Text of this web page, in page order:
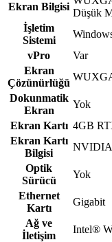
Ekran Bilgisi
Düşük
İşletim
Sistemi
vPro
Var
Ekran
Çözünürlüğü
Dokunmatik
Ekran
Yok
Ekran Kartı 4GB
Ekran Kartı
Bilgisi
Optik
Sürücü
Yok
Ethernet
Kartı
Gigabit
Ağ ve
İletişim
Intel®